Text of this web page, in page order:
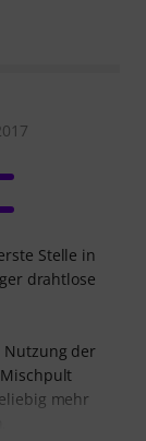
Stelle in
drahtlose
Nutzung der
mehr